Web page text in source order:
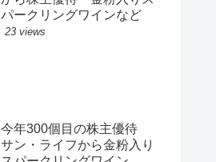
パークリングワインなど
23 views
今年300個目の株主優待
サン・ライフから金粉入り